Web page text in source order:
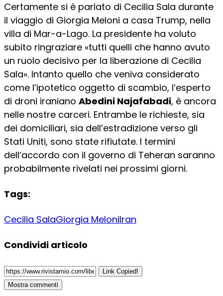
Certamente si è parlato di Cecilia Sala durante
il viaggio di Giorgia Meloni a casa Trump, nella
villa di Mar-a-Lago. La presidente ha voluto
subito ringraziare «tutti quelli che hanno avuto
un ruolo decisivo per la liberazione di Cecilia
Sala». Intanto quello che veniva considerato
come l’ipotetico oggetto di scambio, l’esperto
di droni iraniano Abedini Najafabadi, è ancora
nelle nostre carceri. Entrambe le richieste, sia
dei domiciliari, sia dell’estradizione verso gli
Stati Uniti, sono state rifiutate. I termini
dell’accordo con il governo di Teheran saranno
probabilmente rivelati nei prossimi giorni.
Tags:
Cecilia SalaGiorgia MeloniIran
Condividi articolo
Link Copied!
Mostra commenti